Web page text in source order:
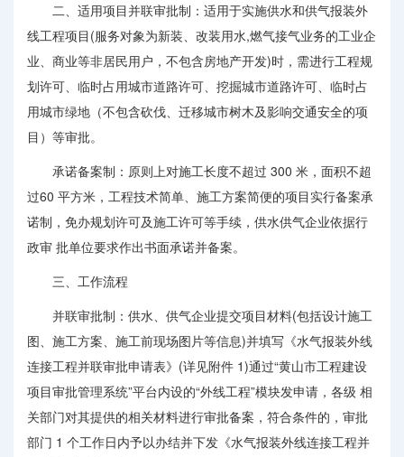
二、适用项目并联审批制：适用于实施供水和供气报装外
线工程项目(服务对象为新装、改装用水,燃气接气业务的工业企
业、商业等非居民用户，不包含房地产开发)时，需进行工程规
划许可、临时占用城市道路许可、挖掘城市道路许可、临时占
用城市绿地（不包含砍伐、迁移城市树木及影响交通安全的项
目）等审批。
承诺备案制：原则上对施工长度不超过 300 米，面积不超
过60 平方米，工程技术简单、施工方案简便的项目实行备案承
诺制，免办规划许可及施工许可等手续，供水供气企业依据行
政审 批单位要求作出书面承诺并备案。
三、工作流程
并联审批制：供水、供气企业提交项目材料(包括设计施工
图、施工方案、施工前现场图片等信息)并填写《水气报装外线
连接工程并联审批申请表》(详见附件 1)通过“黄山市工程建设
项目审批管理系统”平台内设的“外线工程”模块发申请，各级 相
关部门对其提供的相关材料进行审批备案，符合条件的，审批
部门 1 个工作日内予以办结并下发《水气报装外线连接工程并